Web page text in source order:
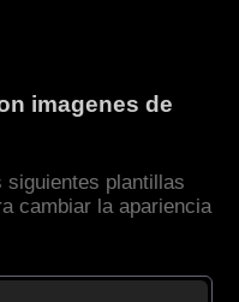
imagenes de
siguientes plantillas
cambiar la apariencia